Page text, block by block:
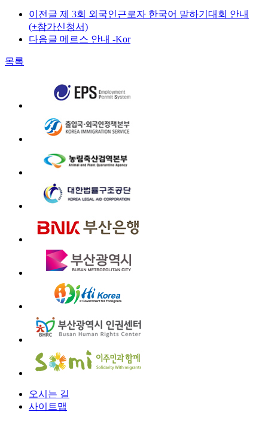
이전글 제 3회 외국인근로자 한국어 말하기대회 안내
(+참가신청서)
다음글 메르스 안내 -Kor
목록
오시는 길
사이트맵